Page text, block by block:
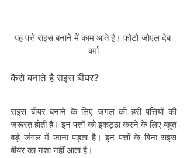
यह पत्ते राइस बनाने में काम आते है। फोटो-जोएल देब
बर्मा
कैसे बनाते है राइस बीयर?
राइस बीयर बनाने के लिए जंगल की हरी पत्तियों की
ज़रूरत होती है। इन पत्तों को इकट्ठा करने के लिए बहुत
बड़े जंगल में जाना पड़ता है। इन पत्तों के बिना राइस
बीयर का नशा नहीं आता है।